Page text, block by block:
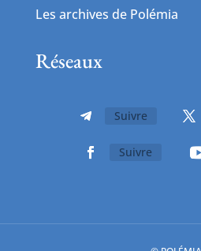
Les archives de Polémia
Réseaux
Suivre
Suivre